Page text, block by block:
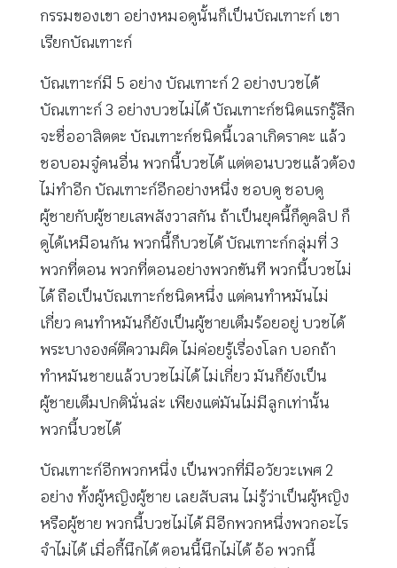
กรรมของเขา อย่างหมอดูนั้นก็เป็นบัณเฑาะก์ เขา
เรียกบัณเฑาะก์
บัณเฑาะก์มี 5 อย่าง บัณเฑาะก์ 2 อย่างบวชได้
บัณเฑาะก์ 3 อย่างบวชไม่ได้ บัณเฑาะก์ชนิดแรกรู้สึก
จะชื่ออาสิตตะ บัณเฑาะก์ชนิดนี้เวลาเกิดราคะ แล้ว
ชอบอมจู๋คนอื่น พวกนี้บวชได้ แต่ตอนบวชแล้วต้อง
ไม่ทำอีก บัณเฑาะก์อีกอย่างหนึ่ง ชอบดู ชอบดู
ผู้ชายกับผู้ชายเสพสังวาสกัน ถ้าเป็นยุคนี้ก็ดูคลิป ก็
ดูได้เหมือนกัน พวกนี้ก็บวชได้ บัณเฑาะก์กลุ่มที่ 3
พวกที่ตอน พวกที่ตอนอย่างพวกขันที พวกนี้บวชไม่
ได้ ถือเป็นบัณเฑาะก์ชนิดหนึ่ง แต่คนทำหมันไม่
เกี่ยว คนทำหมันก็ยังเป็นผู้ชายเต็มร้อยอยู่ บวชได้
พระบางองค์ตีความผิด ไม่ค่อยรู้เรื่องโลก บอกถ้า
ทำหมันชายแล้วบวชไม่ได้ ไม่เกี่ยว มันก็ยังเป็น
ผู้ชายเต็มปกตินั่นล่ะ เพียงแต่มันไม่มีลูกเท่านั้น
พวกนี้บวชได้
บัณเฑาะก์อีกพวกหนึ่ง เป็นพวกที่มีอวัยวะเพศ 2
อย่าง ทั้งผู้หญิงผู้ชาย เลยสับสน ไม่รู้ว่าเป็นผู้หญิง
หรือผู้ชาย พวกนี้บวชไม่ได้ มีอีกพวกหนึ่งพวกอะไร
จำไม่ได้ เมื่อกี้นึกได้ ตอนนี้นึกไม่ได้ อ้อ พวกนี้